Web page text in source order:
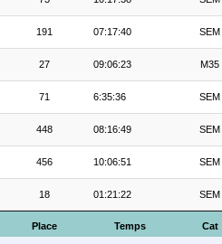
Place Temps Cat
191 07:17:40 SEM
27 09:06:23 M35
71 6:35:36 SEM
448 08:16:49 SEM
456 10:06:51 SEM
18 01:21:22 SEM